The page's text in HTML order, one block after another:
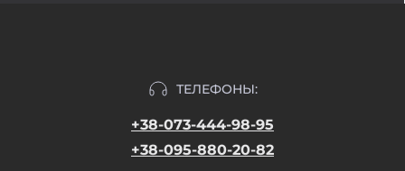
ТЕЛЕФОНЫ:
+38-073-444-98-95
+38-095-880-20-82